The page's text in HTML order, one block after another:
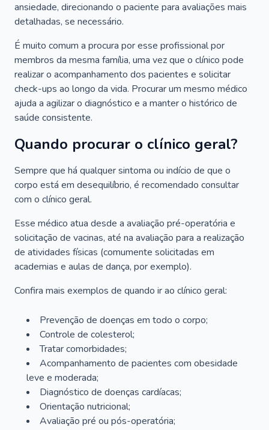
ansiedade, direcionando o paciente para avaliações mais
detalhadas, se necessário.
É muito comum a procura por esse profissional por
membros da mesma família, uma vez que o clínico pode
realizar o acompanhamento dos pacientes e solicitar
check-ups ao longo da vida. Procurar um mesmo médico
ajuda a agilizar o diagnóstico e a manter o histórico de
saúde consistente.
Quando procurar o clínico geral?
Sempre que há qualquer sintoma ou indício de que o
corpo está em desequilíbrio, é recomendado consultar
com o clínico geral.
Esse médico atua desde a avaliação pré-operatória e
solicitação de vacinas, até na avaliação para a realização
de atividades físicas (comumente solicitadas em
academias e aulas de dança, por exemplo).
Confira mais exemplos de quando ir ao clínico geral:
Prevenção de doenças em todo o corpo;
Controle de colesterol;
Tratar comorbidades;
Acompanhamento de pacientes com obesidade
leve e moderada;
Diagnóstico de doenças cardíacas;
Orientação nutricional;
Avaliação pré ou pós-operatória;